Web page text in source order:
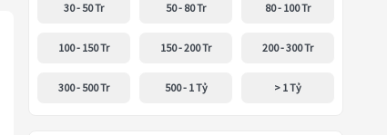
30 - 50 Tr 50 - 80 Tr 80 - 100 Tr
100 - 150 Tr 150 - 200 Tr 200 - 300 Tr
300 - 500 Tr 500 - 1 Tỷ > 1 Tỷ